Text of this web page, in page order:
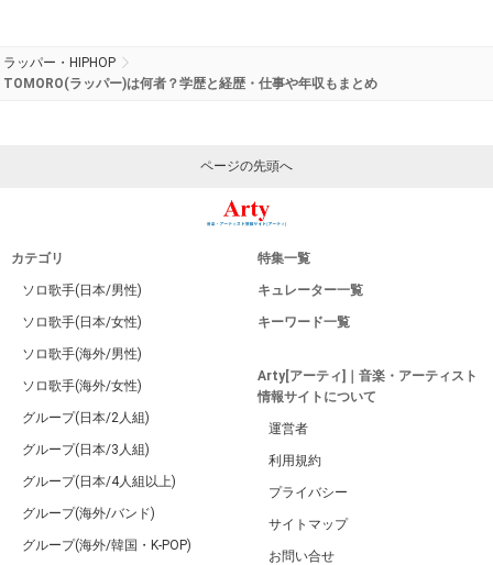
ラッパー・HIPHOP
TOMORO(ラッパー)は何者？学歴と経歴・仕事や年収もまとめ
ページの先頭へ
カテゴリ
ソロ歌手(日本/男性)
ソロ歌手(日本/女性)
ソロ歌手(海外/男性)
ソロ歌手(海外/女性)
グループ(日本/2人組)
グループ(日本/3人組)
グループ(日本/4人組以上)
グループ(海外/バンド)
グループ(海外/韓国・K-POP)
特集一覧
キュレーター一覧
キーワード一覧
Arty[アーティ]｜音楽・アーティスト
情報サイトについて
運営者
利用規約
プライバシー
サイトマップ
お問い合せ